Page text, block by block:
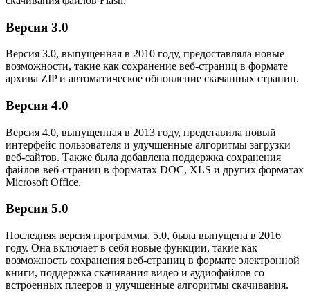
Версия 3.0
Версия 3.0, выпущенная в 2010 году, предоставляла новые
возможности, такие как сохранение веб-страниц в формате
архива ZIP и автоматическое обновление скачанных страниц.
Версия 4.0
Версия 4.0, выпущенная в 2013 году, представила новый
интерфейс пользователя и улучшенные алгоритмы загрузки
веб-сайтов. Также была добавлена поддержка сохранения
файлов веб-страниц в форматах DOC, XLS и других форматах
Microsoft Office.
Версия 5.0
Последняя версия программы, 5.0, была выпущена в 2016
году. Она включает в себя новые функции, такие как
возможность сохранения веб-страниц в формате электронной
книги, поддержка скачивания видео и аудиофайлов со
встроенных плееров и улучшенные алгоритмы скачивания.